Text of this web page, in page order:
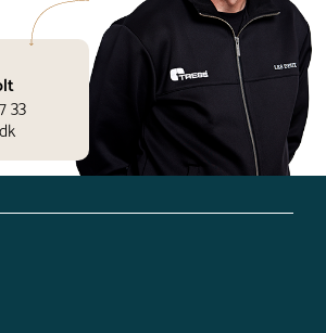
33